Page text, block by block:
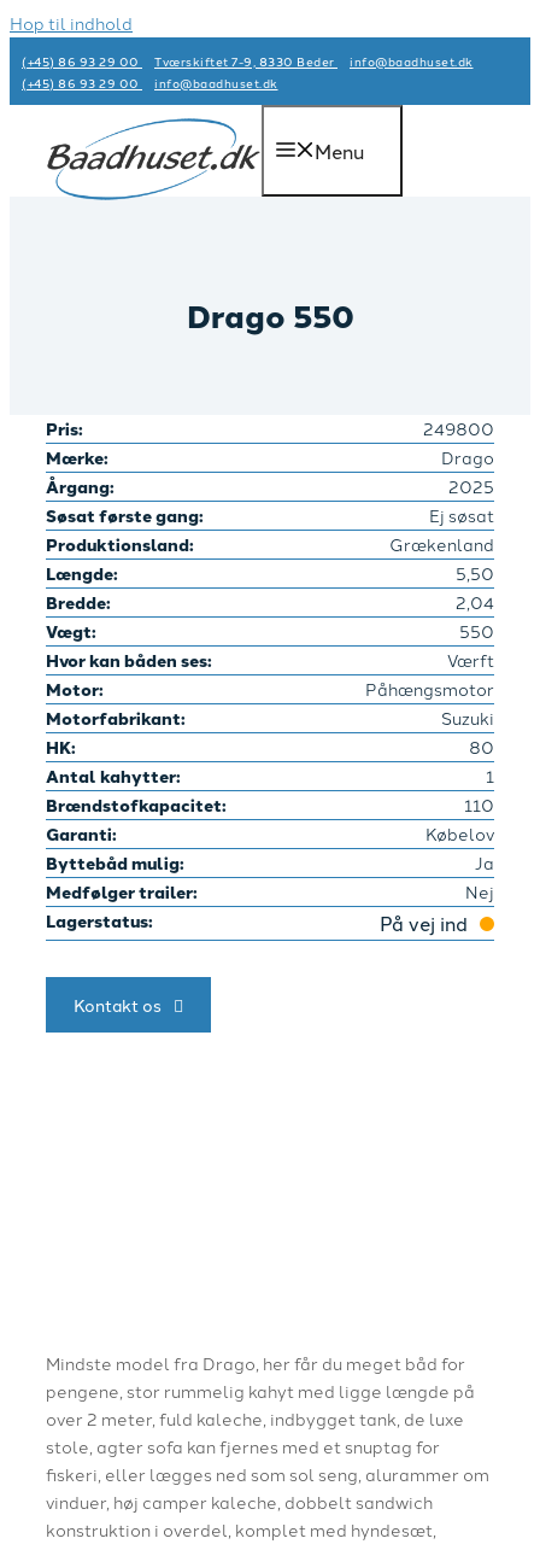
Hop til indhold
(+45) 86 93 29 00 Tværskiftet 7-9, 8330 Beder
info@baadhuset.dk​
(+45) 86 93 29 00
info@baadhuset.dk​
Menu
Drago 550
Pris: 249800
Mærke: Drago
Årgang: 2025
Søsat første gang: Ej søsat
Produktionsland: Grækenland
Længde: 5,50
Bredde: 2,04
Vægt: 550
Hvor kan båden ses: Værft
Motor: Påhængsmotor
Motorfabrikant: Suzuki
HK: 80
Antal kahytter: 1
Brændstofkapacitet: 110
Garanti: Købelov
Byttebåd mulig: Ja
Medfølger trailer: Nej
Lagerstatus: På vej ind
Kontakt os
Mindste model fra Drago, her får du meget båd for
pengene, stor rummelig kahyt med ligge længde på
over 2 meter, fuld kaleche, indbygget tank, de luxe
stole, agter sofa kan fjernes med et snuptag for
fiskeri, eller lægges ned som sol seng, alurammer om
vinduer, høj camper kaleche, dobbelt sandwich
konstruktion i overdel, komplet med hyndesæt,